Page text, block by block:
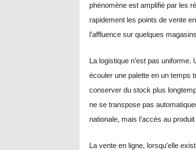
phénomène est amplifié par les
rapidement les points de vente
l’affluence sur quelques
La logistique n’est pas
écouler une palette en un temps
conserver du stock plus
ne se transpose pas
nationale, mais l’accès au
La vente en ligne, lorsqu’elle